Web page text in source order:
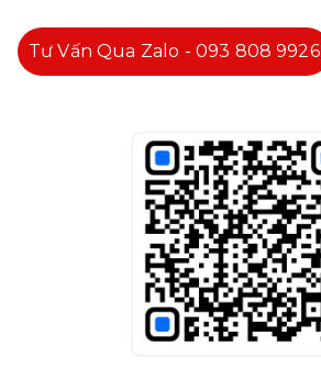
Tư Vấn Qua Zalo - 093 808 9926